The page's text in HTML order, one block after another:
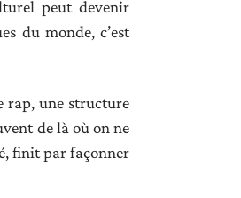
peut devenir
du monde, c’est
rap, une structure
de là où on ne
finit par façonner